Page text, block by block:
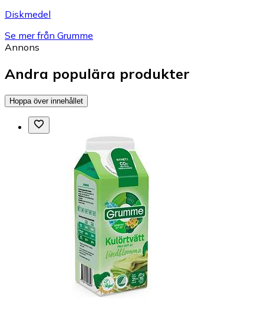
Diskmedel
Se mer från Grumme
Annons
Andra populära produkter
Hoppa över innehållet